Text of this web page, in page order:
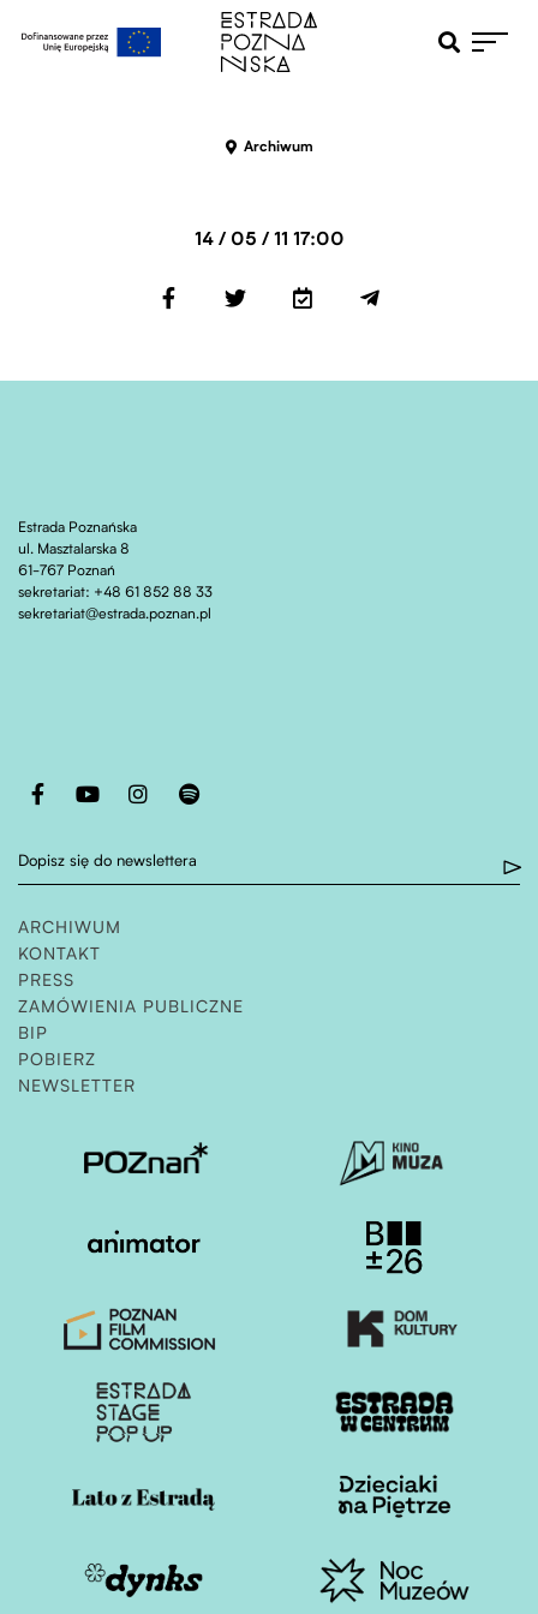
Otwiera pole
Archiwum
14 / 05 / 11 17:00
Estrada Poznańska
ul. Masztalarska 8
61-767 Poznań
sekretariat: +48 61 852 88 33
sekretariat@estrada.poznan.pl
Otwiera stronę w nowej karcie
Otwiera stronę w nowej karcie
Otwiera stronę w nowej karcie
Otwiera stronę w nowej karcie
Dopisz się do newslettera
ARCHIWUM
KONTAKT
PRESS
ZAMÓWIENIA PUBLICZNE
BIP
POBIERZ
NEWSLETTER
Otwiera stronę w nowej karcie Otwiera stronę w
Otwiera stronę w nowej karcie Otwiera stronę w
Otwiera stronę w nowej karcie Otwiera stronę w
Otwiera stronę w nowej karcie Otwiera stronę w
Otwiera stronę w nowej karcie Otwiera stronę w
Otwiera stronę w nowej karcie Otwiera stronę w